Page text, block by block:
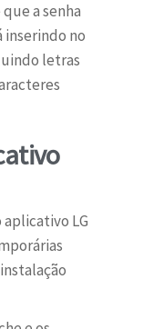
a senha
inserindo no
letras
LG